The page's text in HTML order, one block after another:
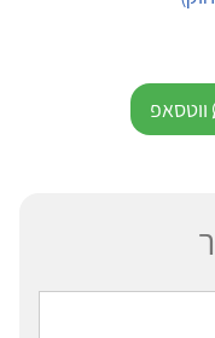
ווטסאפ